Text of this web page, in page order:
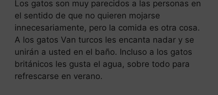
Los gatos son muy parecidos a las personas en
el sentido de que no quieren mojarse
innecesariamente, pero la comida es otra cosa.
A los gatos Van turcos les encanta nadar y se
unirán a usted en el baño. Incluso a los gatos
británicos les gusta el agua, sobre todo para
refrescarse en verano.